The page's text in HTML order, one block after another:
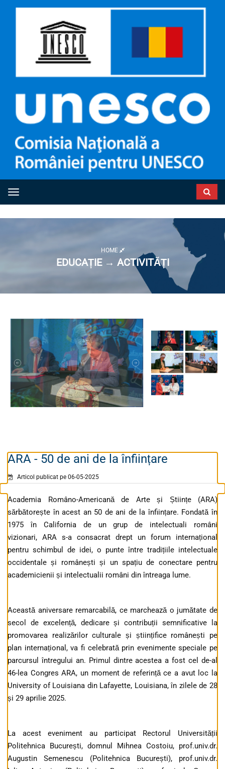
Toggle navigation
HOME
EDUCAȚIE → ACTIVITĂȚI
ARA - 50 de ani de la înființare
Articol publicat pe 06-05-2025
Academia Româno-Americană de Arte și Științe (ARA)
sărbătorește în acest an 50 de ani de la înființare. Fondată în
1975 în California de un grup de intelectuali români
vizionari, ARA s-a consacrat drept un forum internațional
pentru schimbul de idei, o punte între tradițiile intelectuale
occidentale și românești și un spațiu de conectare pentru
academicienii și intelectualii români din întreaga lume.
Această aniversare remarcabilă, ce marchează o jumătate de
secol de excelență, dedicare și contribuții semnificative la
promovarea realizărilor culturale și științifice românești pe
plan internațional, va fi celebrată prin evenimente speciale pe
parcursul întregului an. Primul dintre acestea a fost cel de-al
46-lea Congres ARA, un moment de referință ce a avut loc la
University of Louisiana din Lafayette, Louisiana, în zilele de 28
și 29 aprilie 2025.
La acest eveniment au participat Rectorul Universității
Politehnica București, domnul Mihnea Costoiu, prof.univ.dr.
Augustin Semenescu (Politehnica București), prof.univ.dr.